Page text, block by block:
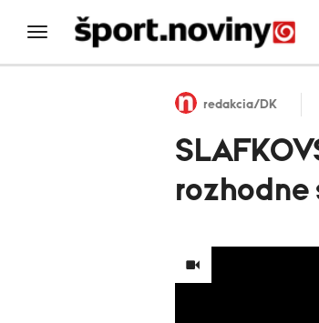
redakcia/DK
rozhodne